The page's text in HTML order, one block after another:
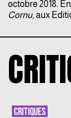
octobre 2018.
Cornu, aux
CRITIQUES